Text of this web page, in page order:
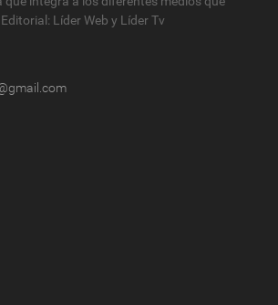
Líder Web y Líder Tv